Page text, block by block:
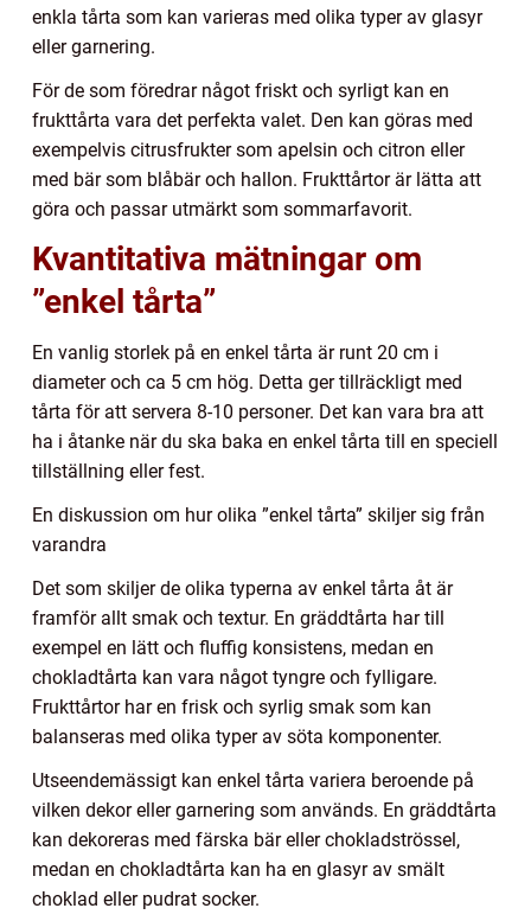
enkla tårta som kan varieras med olika typer av glasyr
eller garnering.
För de som föredrar något friskt och syrligt kan en
frukttårta vara det perfekta valet. Den kan göras med
exempelvis citrusfrukter som apelsin och citron eller
med bär som blåbär och hallon. Frukttårtor är lätta att
göra och passar utmärkt som sommarfavorit.
Kvantitativa mätningar om
”enkel tårta”
En vanlig storlek på en enkel tårta är runt 20 cm i
diameter och ca 5 cm hög. Detta ger tillräckligt med
tårta för att servera 8-10 personer. Det kan vara bra att
ha i åtanke när du ska baka en enkel tårta till en speciell
tillställning eller fest.
En diskussion om hur olika ”enkel tårta” skiljer sig från
varandra
Det som skiljer de olika typerna av enkel tårta åt är
framför allt smak och textur. En gräddtårta har till
exempel en lätt och fluffig konsistens, medan en
chokladtårta kan vara något tyngre och fylligare.
Frukttårtor har en frisk och syrlig smak som kan
balanseras med olika typer av söta komponenter.
Utseendemässigt kan enkel tårta variera beroende på
vilken dekor eller garnering som används. En gräddtårta
kan dekoreras med färska bär eller chokladströssel,
medan en chokladtårta kan ha en glasyr av smält
choklad eller pudrat socker.